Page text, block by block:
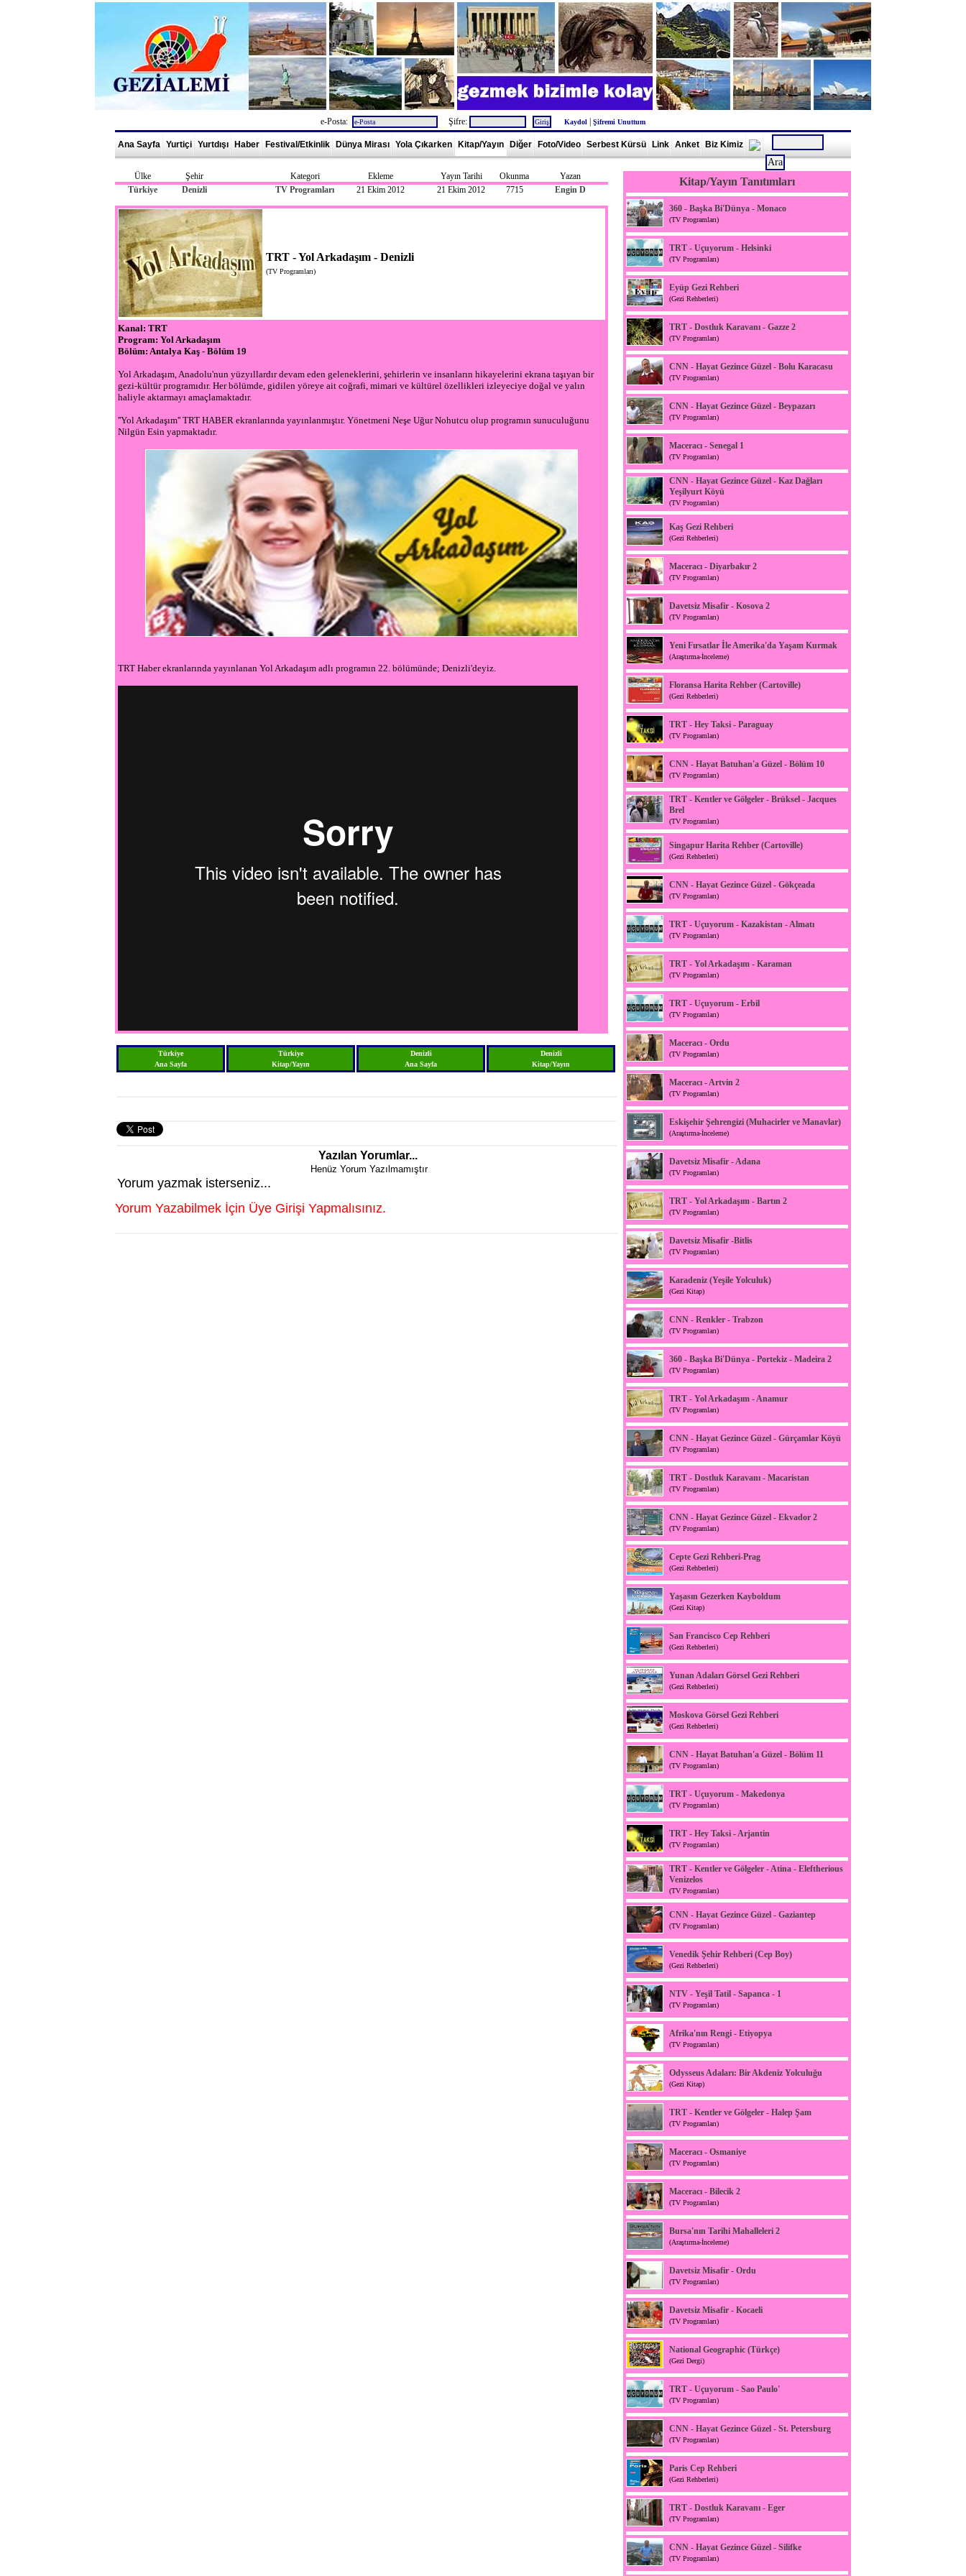
e-Posta: Şifre: Kaydol Şifremi Unuttum
Ana Sayfa Yurtiçi Yurtdışı Haber Festival/Etkinlik Dünya Mirası Yola Çıkarken Kitap/Yayın Diğer Foto/Video Serbest Kürsü Link Anket Biz Kimiz
Ülke Şehir Kategori Ekleme Yayın Tarihi Okunma
Yazan
Türkiye
Denizli TV Programları 21 Ekim 2012 21 Ekim 2012 7715 Engin D
TRT - Yol Arkadaşım - Denizli
(TV Programları)
Kanal: TRT
Program: Yol Arkadaşım
Bölüm: Antalya Kaş - Bölüm 19
Yol Arkadaşım, Anadolu'nun yüzyıllardır devam eden geleneklerini, şehirlerin ve insanların hikayelerini ekrana taşıyan bir
gezi-kültür programıdır. Her bölümde, gidilen yöreye ait coğrafi, mimari ve kültürel özellikleri izleyeciye doğal ve yalın
haliyle aktarmayı amaçlamaktadır.
''Yol Arkadaşım'' TRT HABER ekranlarında yayınlanmıştır. Yönetmeni Neşe Uğur Nohutcu olup programın sunuculuğunu
Nilgün Esin yapmaktadır.
TRT Haber ekranlarında yayınlanan Yol Arkadaşım adlı programın 22. bölümünde; Denizli'deyiz.
Türkiye
Ana Sayfa
Türkiye
Kitap/Yayın
Denizli
Ana Sayfa
Denizli
Kitap/Yayın
Yazılan Yorumlar...
Henüz Yorum Yazılmamıştır
Yorum yazmak isterseniz...
Yorum Yazabilmek İçin Üye Girişi Yapmalısınız.
Kitap/Yayın Tanıtımları
360 - Başka Bi'Dünya - Monaco
(TV Programları)
TRT - Uçuyorum - Helsinki
(TV Programları)
Eyüp Gezi Rehberi
(Gezi Rehberleri)
TRT - Dostluk Karavanı - Gazze 2
(TV Programları)
CNN - Hayat Gezince Güzel - Bolu Karacasu
(TV Programları)
CNN - Hayat Gezince Güzel - Beypazarı
(TV Programları)
Maceracı - Senegal 1
(TV Programları)
CNN - Hayat Gezince Güzel - Kaz Dağları
Yeşilyurt Köyü
(TV Programları)
Kaş Gezi Rehberi
(Gezi Rehberleri)
Maceracı - Diyarbakır 2
(TV Programları)
Davetsiz Misafir - Kosova 2
(TV Programları)
Yeni Fırsatlar İle Amerika'da Yaşam Kurmak
(Araştırma-İnceleme)
Floransa Harita Rehber (Cartoville)
(Gezi Rehberleri)
TRT - Hey Taksi - Paraguay
(TV Programları)
CNN - Hayat Batuhan'a Güzel - Bölüm 10
(TV Programları)
TRT - Kentler ve Gölgeler - Brüksel - Jacques
Brel
(TV Programları)
Singapur Harita Rehber (Cartoville)
(Gezi Rehberleri)
CNN - Hayat Gezince Güzel - Gökçeada
(TV Programları)
TRT - Uçuyorum - Kazakistan - Almatı
(TV Programları)
TRT - Yol Arkadaşım - Karaman
(TV Programları)
TRT - Uçuyorum - Erbil
(TV Programları)
Maceracı - Ordu
(TV Programları)
Maceracı - Artvin 2
(TV Programları)
Eskişehir Şehrengizi (Muhacirler ve Manavlar)
(Araştırma-İnceleme)
Davetsiz Misafir - Adana
(TV Programları)
TRT - Yol Arkadaşım - Bartın 2
(TV Programları)
Davetsiz Misafir -Bitlis
(TV Programları)
Karadeniz (Yeşile Yolculuk)
(Gezi Kitap)
CNN - Renkler - Trabzon
(TV Programları)
360 - Başka Bi'Dünya - Portekiz - Madeira 2
(TV Programları)
TRT - Yol Arkadaşım - Anamur
(TV Programları)
CNN - Hayat Gezince Güzel - Gürçamlar Köyü
(TV Programları)
TRT - Dostluk Karavanı - Macaristan
(TV Programları)
CNN - Hayat Gezince Güzel - Ekvador 2
(TV Programları)
Cepte Gezi Rehberi-Prag
(Gezi Rehberleri)
Yaşasın Gezerken Kayboldum
(Gezi Kitap)
San Francisco Cep Rehberi
(Gezi Rehberleri)
Yunan Adaları Görsel Gezi Rehberi
(Gezi Rehberleri)
Moskova Görsel Gezi Rehberi
(Gezi Rehberleri)
CNN - Hayat Batuhan'a Güzel - Bölüm 11
(TV Programları)
TRT - Uçuyorum - Makedonya
(TV Programları)
TRT - Hey Taksi - Arjantin
(TV Programları)
TRT - Kentler ve Gölgeler - Atina - Eleftherious
Venizelos
(TV Programları)
CNN - Hayat Gezince Güzel - Gaziantep
(TV Programları)
Venedik Şehir Rehberi (Cep Boy)
(Gezi Rehberleri)
NTV - Yeşil Tatil - Sapanca - 1
(TV Programları)
Afrika'nın Rengi - Etiyopya
(TV Programları)
Odysseus Adaları: Bir Akdeniz Yolculuğu
(Gezi Kitap)
TRT - Kentler ve Gölgeler - Halep Şam
(TV Programları)
Maceracı - Osmaniye
(TV Programları)
Maceracı - Bilecik 2
(TV Programları)
Bursa'nın Tarihi Mahalleleri 2
(Araştırma-İnceleme)
Davetsiz Misafir - Ordu
(TV Programları)
Davetsiz Misafir - Kocaeli
(TV Programları)
National Geographic (Türkçe)
(Gezi Dergi)
TRT - Uçuyorum - Sao Paulo'
(TV Programları)
CNN - Hayat Gezince Güzel - St. Petersburg
(TV Programları)
Paris Cep Rehberi
(Gezi Rehberleri)
TRT - Dostluk Karavanı - Eger
(TV Programları)
CNN - Hayat Gezince Güzel - Silifke
(TV Programları)